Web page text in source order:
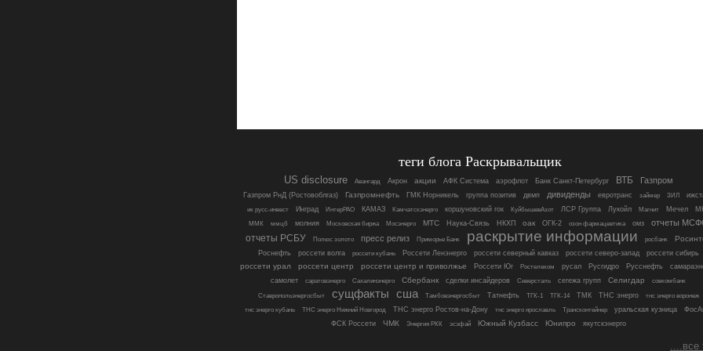
теги блога Раскрывальщик
US disclosure Авангард Акрон акции АФК Система аэрофлот Банк Санкт-Петербург ВТБ Газпром
Газпром РнД (Ростовоблгаз) Газпромнефть ГМК Норникель группа позитив двмп дивиденды евротранс займер ЗИЛ
ик русс-инвест
Инград ИнтерРАО КАМАЗ Камчатскэнерго коршуновский гок КуйбышевАзот ЛСР Группа Лукойл Магнит Мечел
ММК ммцб молния Московская биржа Мосэнерго МТС Наука-Связь НКХП оак ОГК-2 озон фармацевтика омз отчеты
отчеты РСБУ Полюс золото пресс релиз Приморье Банк раскрытие информации росбанк
Роснефть россети волга россети кубань Россети Ленэнерго россети северный кавказ россети северо-запад россети сибирь
россети урал россети центр россети центр и приволжье Россети Юг Ростелеком русал Русгидро Русснефть
самолет
саратовэнерго Сахалинэнерго Сбербанк сделки инсайдеров Северсталь сегежа групп Селигдар совкомбанк
Ставропольэнергосбыт сущфакты сша Тамбовэнергосбыт Татнефть ТГК-1 ТГК-14 ТМК ТНС энерго
тнс энерго воронеж
тнс энерго кубань
ТНС энерго Нижний Новгород ТНС энерго Ростов-на-Дону тнс энерго ярославль Трансконтейнер уральская кузница
ФСК Россети
ЧМК Энергия РКК эсэфай Южный Кузбасс Юнипро якутскэнерго
....все